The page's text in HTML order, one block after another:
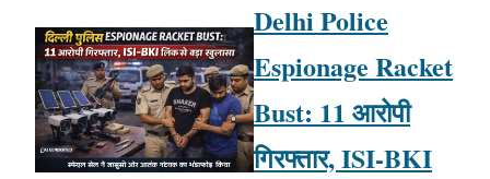
Delhi Police
Espionage Racket
Bust: 11 आरोपी
गिरफ्तार, ISI-BKI